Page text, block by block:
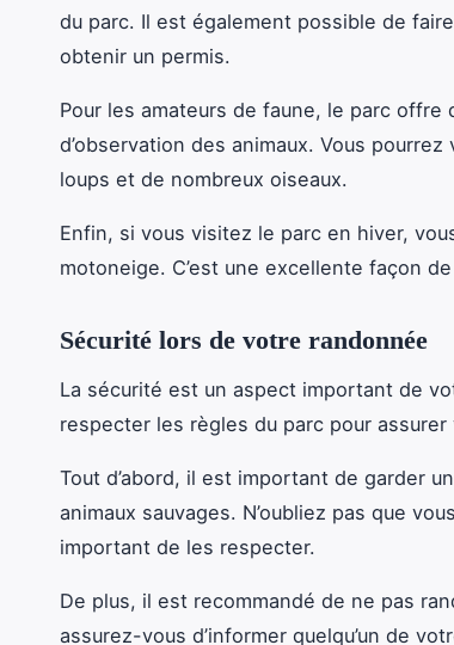
du parc. Il est également possible de
obtenir un permis.
Pour les amateurs de faune, le parc
d’observation des animaux. Vous
loups et de nombreux oiseaux.
Enfin, si vous visitez le parc en hiver,
motoneige. C’est une excellente façon
Sécurité lors de votre randonnée
La sécurité est un aspect important de
respecter les règles du parc pour
Tout d’abord, il est important de garder
animaux sauvages. N’oubliez pas que
important de les respecter.
De plus, il est recommandé de ne pas
assurez-vous d’informer quelqu’un de